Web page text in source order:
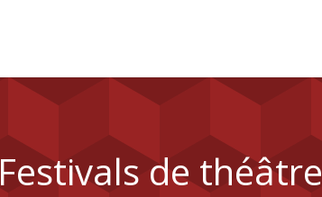
Festivals de théâtre